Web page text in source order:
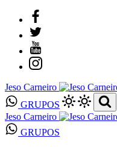
Jeso Carneiro
GRUPOS
Jeso Carneiro
GRUPOS